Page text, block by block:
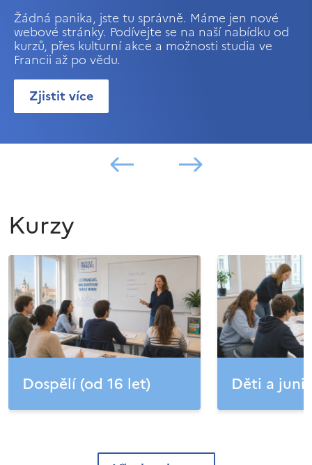
Žádná panika, jste tu správně. Máme jen nové
webové stránky. Podívejte se na naší nabídku od
kurzů, přes kulturní akce a možnosti studia ve
Francii až po vědu.
Zjistit více
Kurzy
Dospělí (od 16 let) Děti a